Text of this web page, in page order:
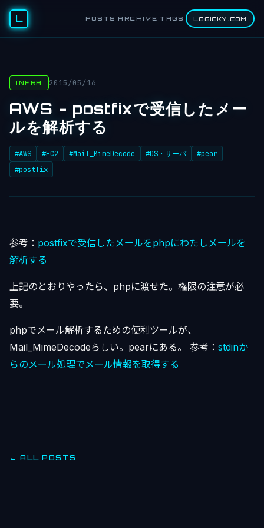
L POSTS ARCHIVE TAGS LOGICKY.COM
INFRA 2015/05/16
AWS - postfixで受信したメー
ルを解析する
#AWS #EC2 #Mail_MimeDecode #OS・サーバ
#pear
#postfix
参考： postfixで受信したメールをphpにわたしメールを
解析する
上記のとおりやったら、phpに渡せた。権限の注意が必
要。
phpでメール解析するための便利ツールが、
Mail_MimeDecodeらしい。pearにある。 参考： stdinか
らのメール処理でメール情報を取得する
← ALL POSTS